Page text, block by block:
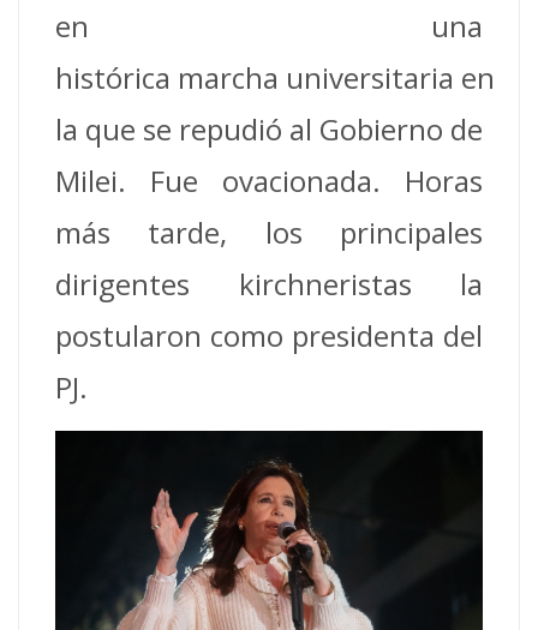
en una
histórica marcha universitaria en
la que se repudió al Gobierno de
Milei. Fue ovacionada. Horas
más tarde, los principales
dirigentes kirchneristas la
postularon como presidenta del
PJ.